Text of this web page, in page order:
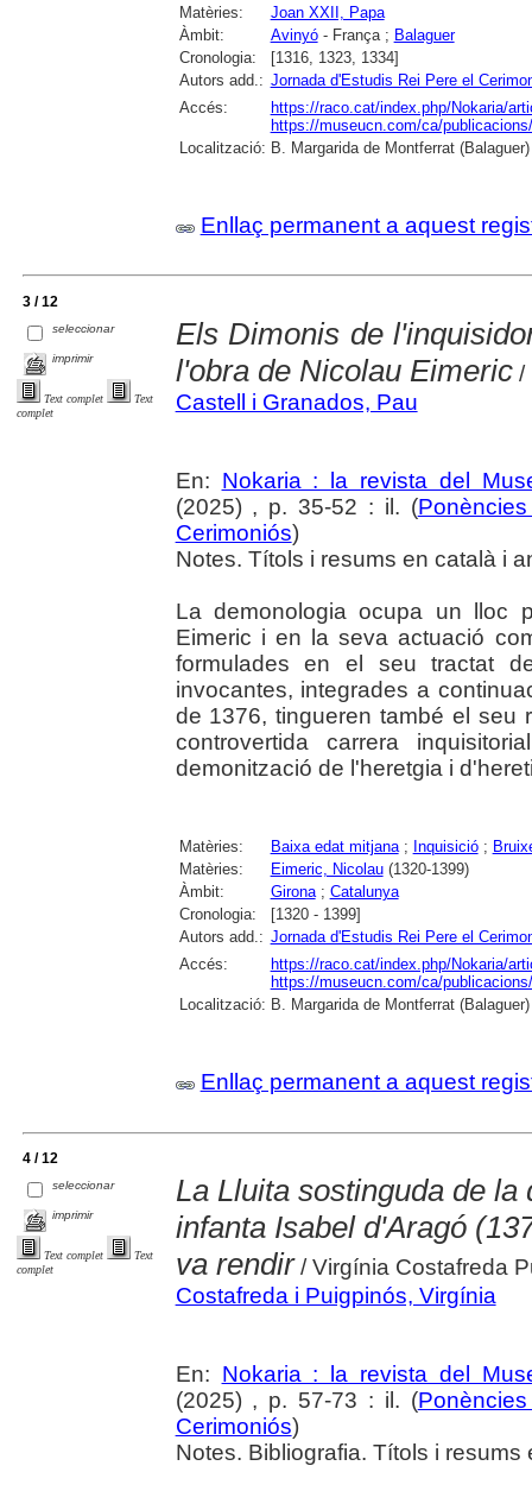
Matèries:
Joan XXII, Papa
Àmbit:
Avinyó- França ; Balaguer
Cronologia:
[1316, 1323, 1334]
Autors add.: Jornada d'Estudis Rei Pere el
Accés:
https://raco.cat/index.php/Nokaria/
https://museucn.com/ca/
Localització: B. Margarida de Montferrat (Balaguer)
Enllaç permanent a aquest
3 / 12
seleccionar
imprimir
Text complet
Text
complet
Els Dimonis de
l'obra de Nicolau Eimeric/
Castell i Granados, Pau
En: Nokaria : la revista del
(2025) , p. 35-52 : il. (
Cerimoniós)
Notes. Títols i resums en català i
La demonologia ocupa un lloc
Eimeric i en la seva actuació
formulades en el seu tractat
invocantes, integrades a
de 1376, tingueren també el seu
controvertida carrera
demonització de l'heretgia i
Matèries: Baixa edat mitjana; Inquisició;
Matèries:
Eimeric, Nicolau(1320-1399)
Àmbit:
Girona; Catalunya
Cronologia:
[1320 - 1399]
Autors add.: Jornada d'Estudis Rei Pere el
Accés:
https://raco.cat/index.php/Nokaria/
https://museucn.com/ca/
Localització: B. Margarida de Montferrat (Balaguer)
Enllaç permanent a aquest
4 / 12
seleccionar
imprimir
Text complet
Text
complet
La Lluita sostinguda de
infanta Isabel d'Aragó
va rendir/ Virgínia Costafreda
Costafreda i Puigpinós, Virgínia
En: Nokaria : la revista del
(2025) , p. 57-73 : il. (
Cerimoniós)
Notes. Bibliografia. Títols i resums